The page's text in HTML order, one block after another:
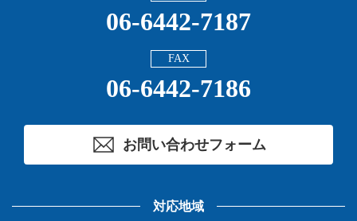
06-6442-7187
FAX
06-6442-7186
お問い合わせフォーム
対応地域